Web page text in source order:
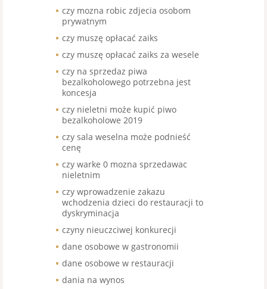
czy mozna robic zdjecia osobom
prywatnym
czy muszę opłacać zaiks
czy muszę opłacać zaiks za wesele
czy na sprzedaz piwa
bezalkoholowego potrzebna jest
koncesja
czy nieletni może kupić piwo
bezalkoholowe 2019
czy sala weselna może podnieść
cenę
czy warke 0 mozna sprzedawac
nieletnim
czy wprowadzenie zakazu
wchodzenia dzieci do restauracji to
dyskryminacja
czyny nieuczciwej konkurecji
dane osobowe w gastronomii
dane osobowe w restauracji
dania na wynos